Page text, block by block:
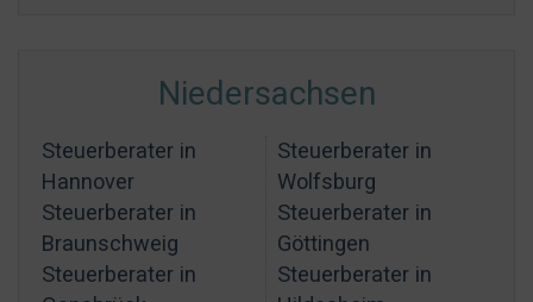
Niedersachsen
Steuerberater in
Hannover
Steuerberater in
Braunschweig
Steuerberater in
Steuerberater in
Wolfsburg
Steuerberater in
Göttingen
Steuerberater in